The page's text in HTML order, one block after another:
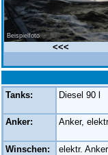
Beispielfoto
<<<
Tanks: Diesel 90 l
Anker: Anker,
Winschen: elektr.